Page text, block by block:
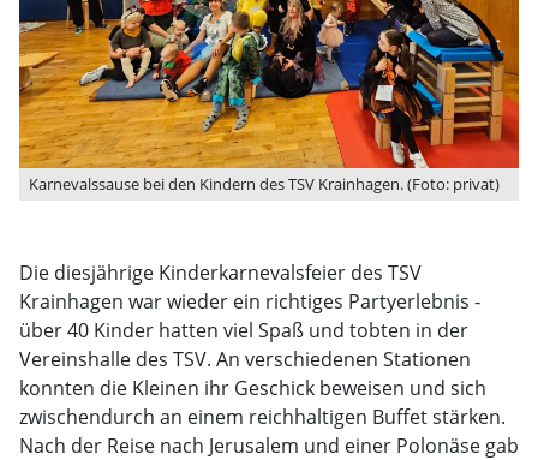
Karnevalssause bei den Kindern des TSV Krainhagen. (Foto: privat)
Die diesjährige Kinderkarnevalsfeier des TSV
Krainhagen war wieder ein richtiges Partyerlebnis -
über 40 Kinder hatten viel Spaß und tobten in der
Vereinshalle des TSV. An verschiedenen Stationen
konnten die Kleinen ihr Geschick beweisen und sich
zwischendurch an einem reichhaltigen Buffet stärken.
Nach der Reise nach Jerusalem und einer Polonäse gab